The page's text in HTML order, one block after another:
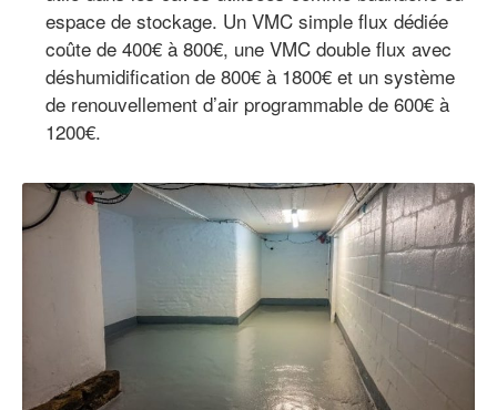
espace de stockage. Un VMC simple flux dédiée
coûte de 400€ à 800€, une VMC double flux avec
déshumidification de 800€ à 1800€ et un système
de renouvellement d’air programmable de 600€ à
1200€.